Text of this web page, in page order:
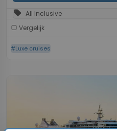
sell All Inclusive
Vergelijk
#Luxe cruises